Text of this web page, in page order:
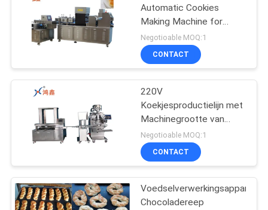
Baguetteproductielijn
Automatic Cookies
Making Machine for
Durable and Long-lasting
Performance
Negotioable MOQ:1
CONTACT
220V
Koekjesproductielijn met
Machinegrootte van
3500*1800*1700mm en
Output Productgewicht
van 15-80g
Negotioable MOQ:1
CONTACT
Chocoladereep